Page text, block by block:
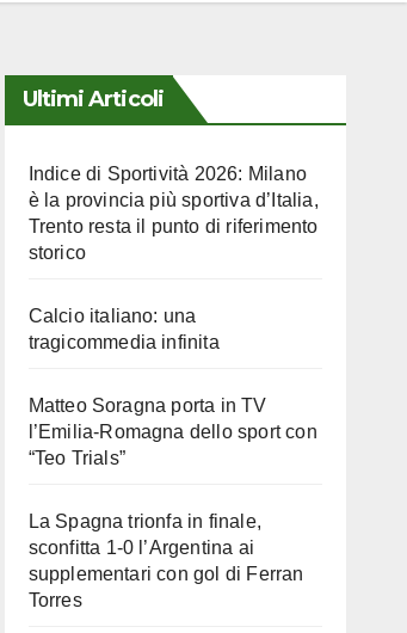
Ultimi Articoli
Indice di Sportività 2026: Milano
è la provincia più sportiva d’Italia,
Trento resta il punto di riferimento
storico
Calcio italiano: una
tragicommedia infinita
Matteo Soragna porta in TV
l’Emilia-Romagna dello sport con
“Teo Trials”
La Spagna trionfa in finale,
sconfitta 1-0 l’Argentina ai
supplementari con gol di Ferran
Torres